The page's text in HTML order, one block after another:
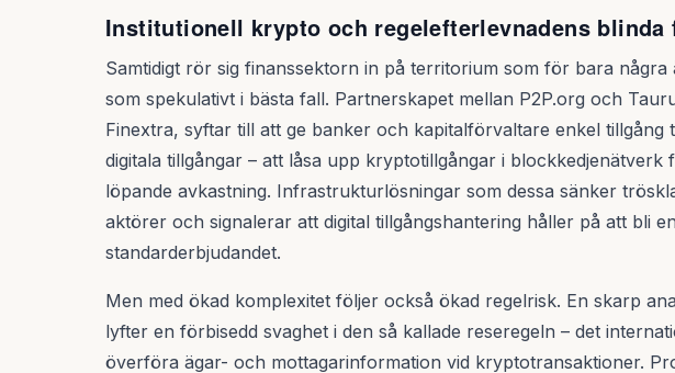
Institutionell krypto och regelefterlevnadens blinda
Samtidigt rör sig finanssektorn in på territorium som för bara några
som spekulativt i bästa fall. Partnerskapet mellan P2P.org och
Finextra, syftar till att ge banker och kapitalförvaltare enkel tillgång
digitala tillgångar – att låsa upp kryptotillgångar i blockkedjenätverk
löpande avkastning. Infrastrukturlösningar som dessa sänker
aktörer och signalerar att digital tillgångshantering håller på att bli
standarderbjudandet.
Men med ökad komplexitet följer också ökad regelrisk. En skarp
lyfter en förbisedd svaghet i den så kallade reseregeln – det
överföra ägar- och mottagarinformation vid kryptotransaktioner.